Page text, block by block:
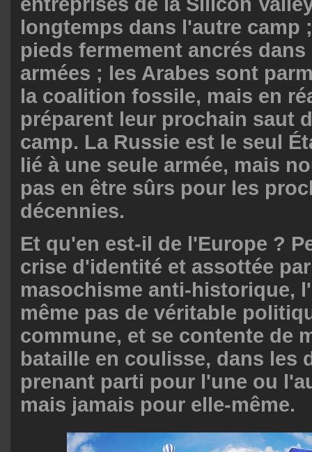
longtemps dans l'autre camp
pieds fermement ancrés dans
armées ; les Arabes sont
la coalition fossile, mais en
préparent leur prochain saut
camp. La Russie est le seul
lié à une seule armée, mais
pas en être sûrs pour les
décennies.
Et qu'en est-il de l'Europe ?
crise d'identité et assottée
masochisme anti-historique,
même pas de véritable
commune, et se contente de
bataille en coulisse, dans les
prenant parti pour l'une ou
mais jamais pour elle-même.